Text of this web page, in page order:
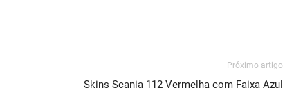
Próximo artigo
Skins Scania 112 Vermelha com Faixa Azul